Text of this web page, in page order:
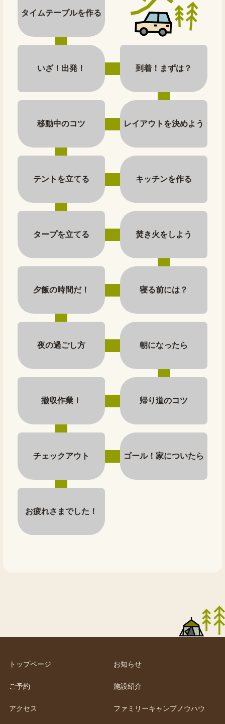
タイムテーブルを作る
いざ！出発！ 到着！まずは？
移動中のコツ レイアウトを決めよう
テントを立てる キッチンを作る
タープを立てる 焚き火をしよう
夕飯の時間だ！ 寝る前には？
夜の過ごし方 朝になったら
撤収作業！ 帰り道のコツ
チェックアウト ゴール！家についたら
お疲れさまでした！
トップページ お知らせ
ご予約 施設紹介
アクセス ファミリーキャンプノウハウ